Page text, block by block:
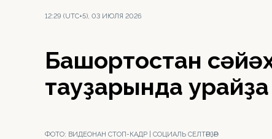
12:29 (UTC+5), 03 ИЮЛЯ 2026
Башҡортостан
тауҙарында
ФОТО: ВИДЕОНАН СТОП-КАДР | СОЦИАЛЬ СЕЛТӘРҘӘР